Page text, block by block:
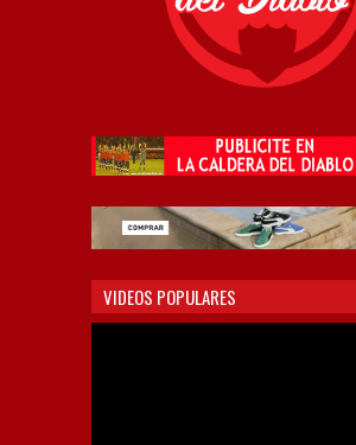
VIDEOS POPULARES